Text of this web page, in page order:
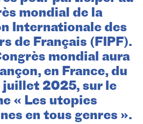
mondial de la
Internationale des
de Français (FIPF).
mondial aura
en France, du
juillet 2025, sur le
« Les utopies
en tous genres ».